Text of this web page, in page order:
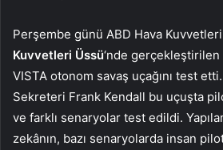
Perşembe günü ABD Hava
Kuvvetleri Üssü‘nde
VISTA otonom savaş uçağını test
Sekreteri Frank Kendall bu uçuşta
ve farklı senaryolar test edildi.
zekânın, bazı senaryolarda insan